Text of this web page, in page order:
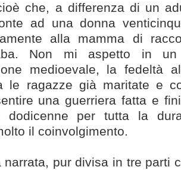
che, a differenza di un
ad una donna
alla mamma di
Non mi aspetto in
medioevale, la fedeltà
le ragazze già maritate e
una guerriera fatta e
dodicenne per tutta la
il coinvolgimento.
narrata, pur divisa in tre parti